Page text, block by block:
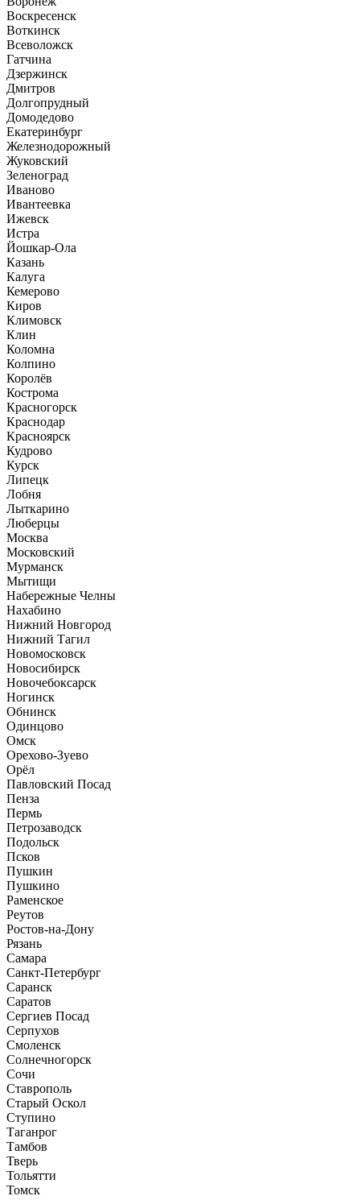
Воскресенск
Воткинск
Всеволожск
Гатчина
Дзержинск
Дмитров
Долгопрудный
Домодедово
Екатеринбург
Железнодорожный
Жуковский
Зеленоград
Иваново
Ивантеевка
Ижевск
Истра
Йошкар-Ола
Казань
Калуга
Кемерово
Киров
Климовск
Клин
Коломна
Колпино
Королёв
Кострома
Красногорск
Краснодар
Красноярск
Кудрово
Курск
Липецк
Лобня
Лыткарино
Люберцы
Москва
Московский
Мурманск
Мытищи
Набережные Челны
Нахабино
Нижний Новгород
Нижний Тагил
Новомосковск
Новосибирск
Новочебоксарск
Ногинск
Обнинск
Одинцово
Омск
Орехово-Зуево
Орёл
Павловский Посад
Пенза
Пермь
Петрозаводск
Подольск
Псков
Пушкин
Пушкино
Раменское
Реутов
Ростов-на-Дону
Рязань
Самара
Санкт-Петербург
Саранск
Саратов
Сергиев Посад
Серпухов
Смоленск
Солнечногорск
Сочи
Ставрополь
Старый Оскол
Ступино
Таганрог
Тамбов
Тверь
Тольятти
Томск